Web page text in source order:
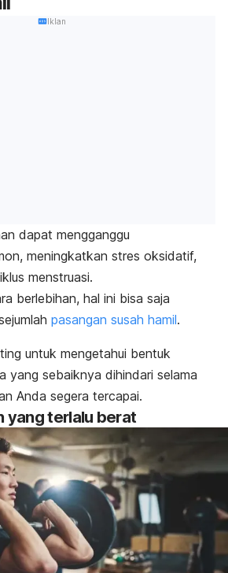
Iklan
dapat mengganggu
meningkatkan stres oksidatif,
menstruasi.
berlebihan, hal ini bisa saja
pasangan susah hamil.
untuk mengetahui bentuk
yang sebaiknya dihindari selama
Anda segera tercapai.
yang terlalu berat